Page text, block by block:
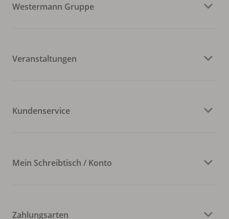
Westermann Gruppe
Veranstaltungen
Kundenservice
Mein Schreibtisch / Konto
Zahlungsarten